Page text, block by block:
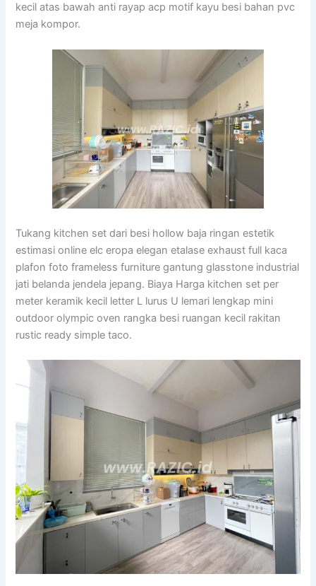
kecil atas bawah anti rayap acp motif kayu besi bahan pvc
meja kompor.
Tukang kitchen set dari besi hollow baja ringan estetik
estimasi online elc eropa elegan etalase exhaust full kaca
plafon foto frameless furniture gantung glasstone industrial
jati belanda jendela jepang. Biaya Harga kitchen set per
meter keramik kecil letter L lurus U lemari lengkap mini
outdoor olympic oven rangka besi ruangan kecil rakitan
rustic ready simple taco.